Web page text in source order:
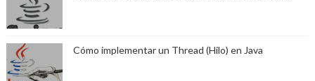
Cómo implementar un Thread (Hilo) en Java